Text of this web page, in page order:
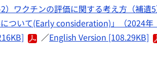
2）ワクチンの評価に関する考え方（補
ついて(Early consideration)」（2024
／English Version [108.29KB]